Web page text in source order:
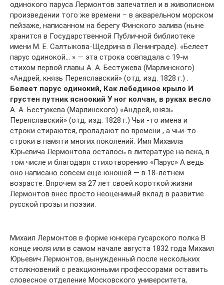
одинокого паруса Лермонтов запечатлел и в живописном
произведении того же времени – в акварельном морском
пейзаже, написанном на берегу Финского залива (ныне
хранится в Государственной Публичной библиотеке
имени М. Е. Салтыкова-Щедрина в Ленинграде). «Белеет
парус одинокой… » — эта строка совпадала с 19-м
стихом первой главы А. А. Бестужева (Марлинского)
«Андрей, князь Переяславский» (отд. изд. 1828 г.) .
Белеет парус одинокий, Как лебединое крыло И
грустен путник ясноокий У ног колчан, в руках весло
А. А. Бестужева (Марлинского) «Андрей, князь
Переяславский» (отд. изд. 1828 г.) Чьи -то имена и
строки стираются, пропадают во времени , а чьи-то
строки в памяти многих поколений. Имя Михаила
Юрьевича Лермонтова осталось в литературе на века, в
том числе и благодаря стихотворению «Парус» А ведь
оно написано совсем еще юношей — в 18-летнем
возрасте. Впрочем за 27 лет своей короткой жизни
Лермонтов внес просто неоценимый вклад в развитие
русской прозы и поэзии.
Михаил Лермонтов в форме юнкера гусарского полка В
конце июля или в самом начале августа 1832 года Михаил
Юрьевич Лермонтов, вынужденный после нескольких
столкновений с реакционными профессорами оставить
словесное отделение Московского университета,